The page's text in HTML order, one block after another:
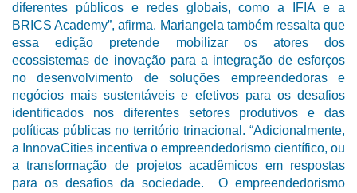
diferentes públicos e redes globais, como a IFIA e a
BRICS Academy”, afirma. Mariangela também ressalta que
essa edição pretende mobilizar os atores dos
ecossistemas de inovação para a integração de esforços
no desenvolvimento de soluções empreendedoras e
negócios mais sustentáveis e efetivos para os desafios
identificados nos diferentes setores produtivos e das
políticas públicas no território trinacional. “Adicionalmente,
a InnovaCities incentiva o empreendedorismo científico, ou
a transformação de projetos acadêmicos em respostas
para os desafios da sociedade. O empreendedorismo